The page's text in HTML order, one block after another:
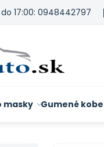
17:00: 0948442797
masky Gumené